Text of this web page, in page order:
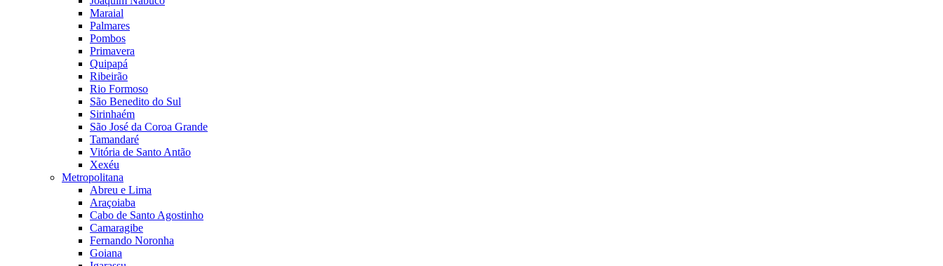
Maraial
Palmares
Pombos
Primavera
Quipapá
Ribeirão
Rio Formoso
São Benedito do Sul
Sirinhaém
São José da Coroa Grande
Tamandaré
Vitória de Santo Antão
Xexéu
Metropolitana
Abreu e Lima
Araçoiaba
Cabo de Santo Agostinho
Camaragibe
Fernando Noronha
Goiana